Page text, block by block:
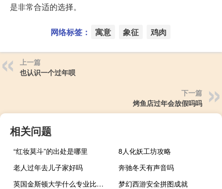
是非常合适的选择。
网络标签： 寓意 象征 鸡肉
上一篇
也认识一个过年呗
下一篇
烤鱼店过年会放假吗吗
相关问题
“红妆莫斗”的出处是哪里
8人化妖工坊攻略
老人过年去儿子家好吗
奔驰冬天有声音吗
英国金斯顿大学什么专业比较好
梦幻西游安全拼图成就